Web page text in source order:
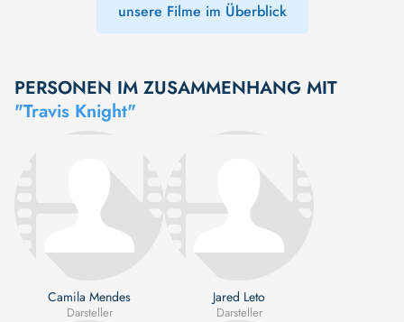
unsere Filme im Überblick
PERSONEN IM ZUSAMMENHANG MIT
"Travis Knight"
Camila Mendes
Darsteller
Jared Leto
Darsteller